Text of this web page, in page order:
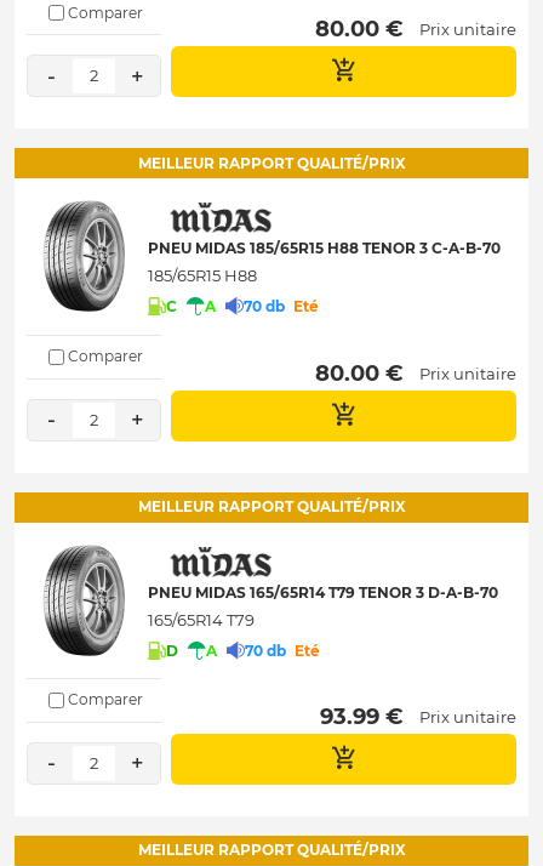
Comparer
- 2 +
80.00 € Prix unitaire
MEILLEUR RAPPORT QUALITÉ/PRIX
PNEU MIDAS 185/65R15 H88 TENOR 3 C-A-B-70
185/65R15 H88
C A 70 db Eté
Comparer
- 2 +
80.00 € Prix unitaire
MEILLEUR RAPPORT QUALITÉ/PRIX
PNEU MIDAS 165/65R14 T79 TENOR 3 D-A-B-70
165/65R14 T79
D A 70 db Eté
Comparer
- 2 +
93.99 € Prix unitaire
MEILLEUR RAPPORT QUALITÉ/PRIX